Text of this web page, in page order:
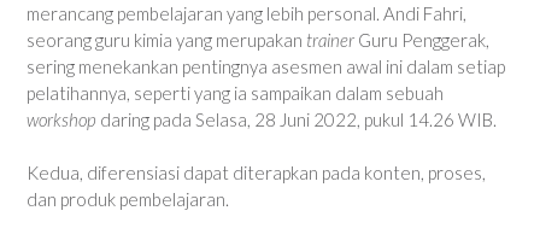
merancang pembelajaran yang lebih personal. Andi Fahri,
seorang guru kimia yang merupakan trainer Guru Penggerak,
sering menekankan pentingnya asesmen awal ini dalam setiap
pelatihannya, seperti yang ia sampaikan dalam sebuah
workshop daring pada Selasa, 28 Juni 2022, pukul 14.26 WIB.
Kedua, diferensiasi dapat diterapkan pada konten, proses,
dan produk pembelajaran.